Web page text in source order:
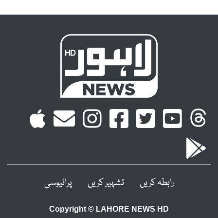
رابطہ کریں تشہیر کریں پرائیوسی
Copyright © LAHORE NEWS HD